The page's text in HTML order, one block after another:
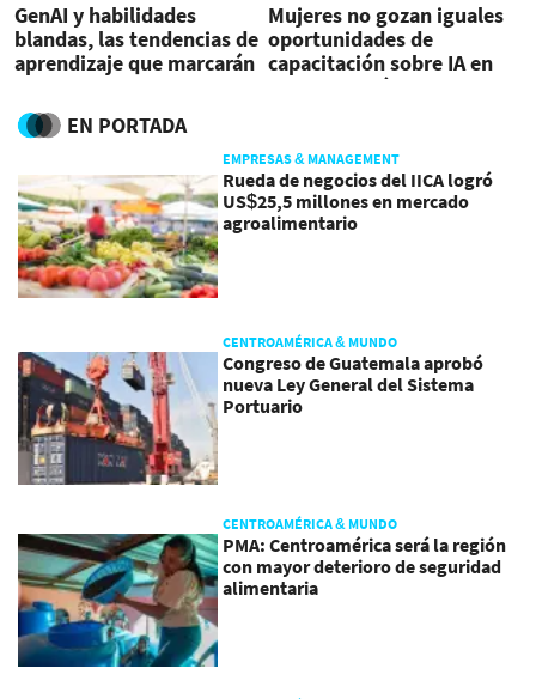
GenAI y habilidades
blandas, las tendencias de
aprendizaje que marcarán
Mujeres no gozan iguales
oportunidades de
capacitación sobre IA en
trabajo, según estudio
EN PORTADA
EMPRESAS & MANAGEMENT
Rueda de negocios del IICA logró
US$25,5 millones en mercado
agroalimentario
CENTROAMÉRICA & MUNDO
Congreso de Guatemala aprobó
nueva Ley General del Sistema
Portuario
CENTROAMÉRICA & MUNDO
PMA: Centroamérica será la región
con mayor deterioro de seguridad
alimentaria